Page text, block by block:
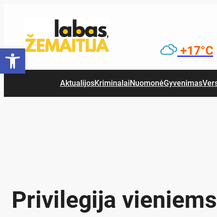
Open toolbar +17°C
AktualijosKriminalai NuomonėGyvenimas
Pri­vi­le­gi­ja